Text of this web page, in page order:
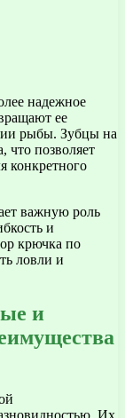
надежное
ее
рыбы. Зубцы на
что позволяет
конкретного
важную роль
и
крючка по
ловли и
и
Их